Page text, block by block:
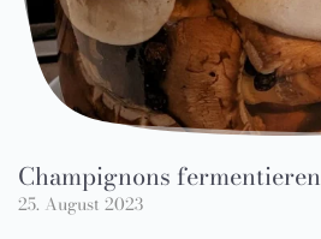
Champignons fermentieren
25. August 2023